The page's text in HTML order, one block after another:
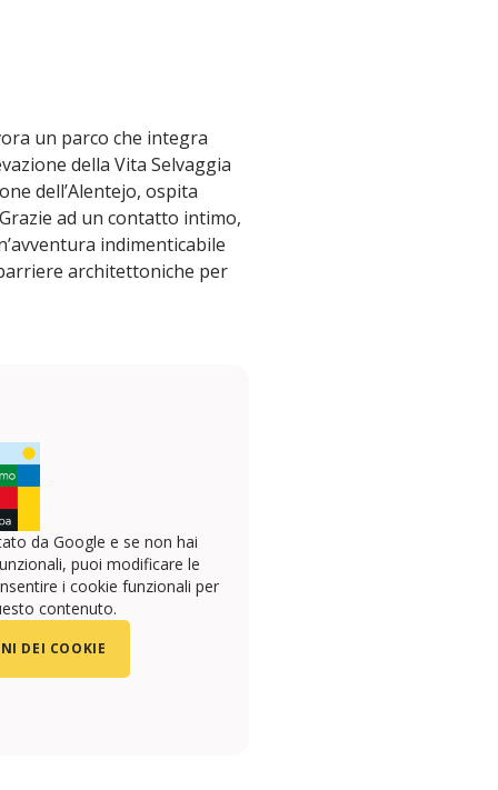
un parco che integra
della Vita Selvaggia
dell’Alentejo, ospita
ad un contatto intimo,
indimenticabile
architettoniche per
da Google e se non hai
puoi modificare le
i cookie funzionali per
contenuto.
DEI COOKIE